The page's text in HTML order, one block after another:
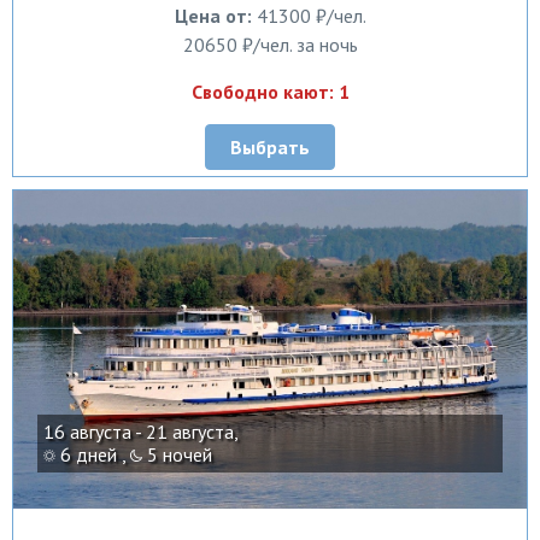
Цена от: 41300 ₽/чел.
20650 ₽/чел. за ночь
Свободно кают: 1
Выбрать
16 августа - 21 августа,
6 дней ,
5 ночей